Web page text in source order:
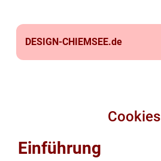
DESIGN-CHIEMSEE.de
Cookies
Einführung